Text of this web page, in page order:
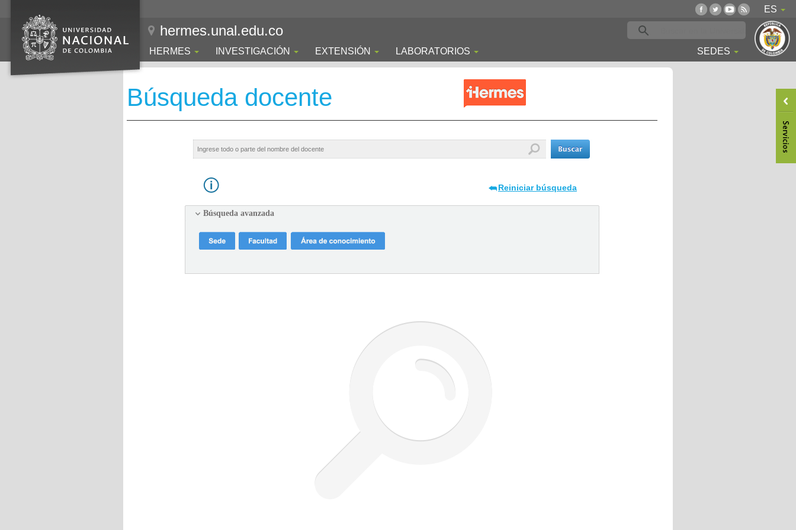
ES
hermes.unal.edu.co
HERMES INVESTIGACIÓN EXTENSIÓN LABORATORIOS SEDES
Búsqueda docente
Reiniciar búsqueda
Búsqueda avanzada